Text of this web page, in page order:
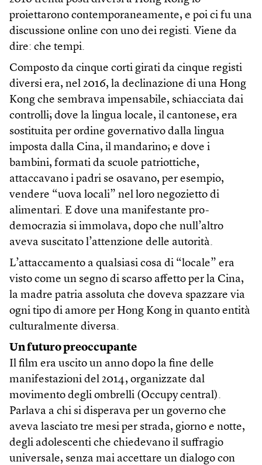
proiettarono contemporaneamente, e poi ci fu una
discussione online con uno dei registi. Viene da
dire: che tempi.
Composto da cinque corti girati da cinque registi
diversi era, nel 2016, la declinazione di una Hong
Kong che sembrava impensabile, schiacciata dai
controlli; dove la lingua locale, il cantonese, era
sostituita per ordine governativo dalla lingua
imposta dalla Cina, il mandarino; e dove i
bambini, formati da scuole patriottiche,
attaccavano i padri se osavano, per esempio,
vendere “uova locali” nel loro negozietto di
alimentari. E dove una manifestante pro-
democrazia si immolava, dopo che null’altro
aveva suscitato l’attenzione delle autorità.
L’attaccamento a qualsiasi cosa di “locale” era
visto come un segno di scarso affetto per la Cina,
la madre patria assoluta che doveva spazzare via
ogni tipo di amore per Hong Kong in quanto entità
culturalmente diversa.
Un futuro preoccupante
Il film era uscito un anno dopo la fine delle
manifestazioni del 2014, organizzate dal
movimento degli ombrelli (Occupy central).
Parlava a chi si disperava per un governo che
aveva lasciato tre mesi per strada, giorno e notte,
degli adolescenti che chiedevano il suffragio
universale, senza mai accettare un dialogo con